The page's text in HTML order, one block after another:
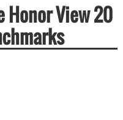
Honor View 20